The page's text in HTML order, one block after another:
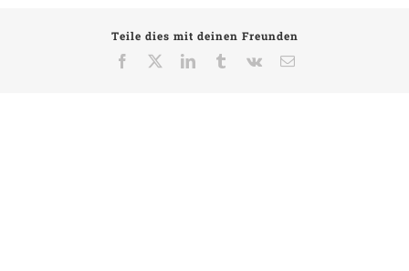
Teile dies mit deinen Freunden
Facebook
LinkedInTumblrVk
E-